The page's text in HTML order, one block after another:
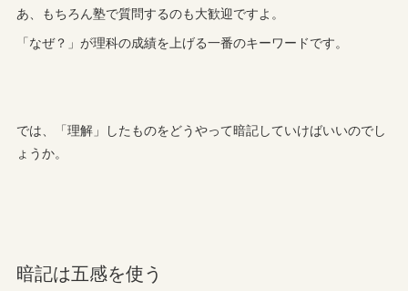
あ、もちろん塾で質問するのも大歓迎ですよ。
「なぜ？」が理科の成績を上げる一番のキーワードです。
では、「理解」したものをどうやって暗記していけばいいのでし
ょうか。
暗記は五感を使う